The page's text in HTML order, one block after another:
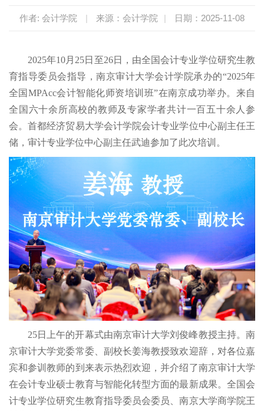
作者: 会计学院 | 来源：会计学院 | 日期：2025-11-08
2025年10月25日至26日，由全国会计专业学位研究生教
育指导委员会指导，南京审计大学会计学院承办的“2025年
全国MPAcc会计智能化师资培训班”在南京成功举办。来自
全国六十余所高校的教师及专家学者共计一百五十余人参
会。首都经济贸易大学会计学院会计专业学位中心副主任王
储，审计专业学位中心副主任武迪参加了此次培训。
25日上午的开幕式由南京审计大学刘俊峰教授主持。南
京审计大学党委常委、副校长姜海教授致欢迎辞，对各位嘉
宾和参训教师的到来表示热烈欢迎，并介绍了南京审计大学
在会计专业硕士教育与智能化转型方面的最新成果。全国会
计专业学位研究生教育指导委员会委员、南京大学商学院王